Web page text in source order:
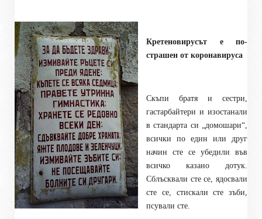
Кретеновирусът е по-
страшен от коронавируса
Скъпи братя и сестри,
гастарбайтери и изостанали
в стандарта си „домошари“,
всички по един или друг
начин сте се убедили във
всичко казано дотук.
Сблъсквали сте се, ядосвали
сте се, стискали сте зъби,
псували сте.